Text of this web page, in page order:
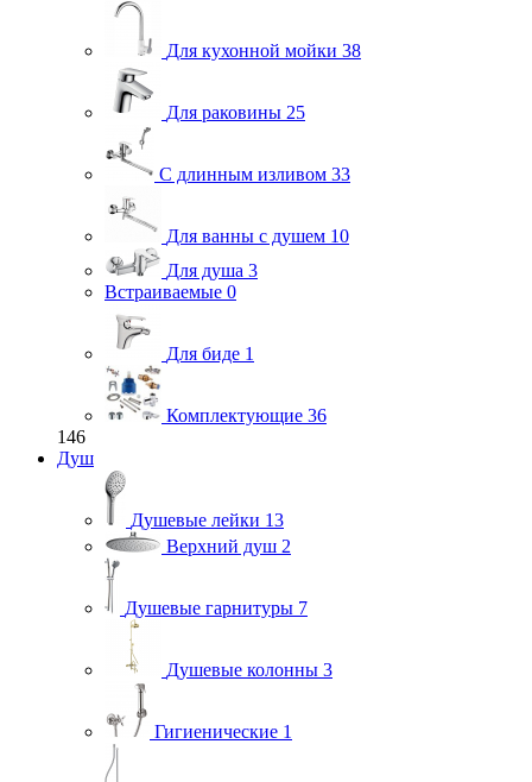
Для кухонной мойки 38
Для раковины 25
С длинным изливом 33
Для ванны с душем 10
Для душа 3
Встраиваемые 0
Для биде 1
Комплектующие 36
146
Душ
Душевые лейки 13
Верхний душ 2
Душевые гарнитуры 7
Душевые колонны 3
Гигиенические 1